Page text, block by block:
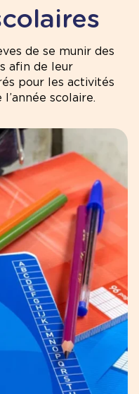
de se munir des
afin de leur
pour les activités
scolaire.